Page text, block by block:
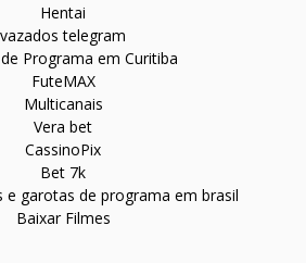
Hentai
vazados telegram
Programa em Curitiba
FuteMAX
Multicanais
Vera bet
CassinoPix
Bet 7k
e garotas de programa em brasil
Baixar Filmes